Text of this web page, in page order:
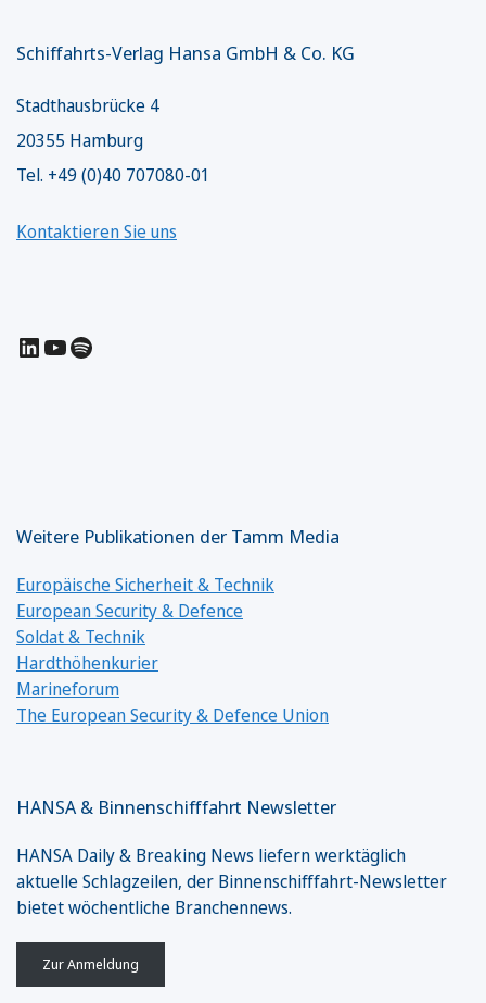
Schiffahrts-Verlag Hansa GmbH & Co. KG
Stadthausbrücke 4
20355 Hamburg
Tel. +49 (0)40 707080-01
Kontaktieren Sie uns
LinkedIn
YouTube
Spotify
Weitere Publikationen der Tamm Media
Europäische Sicherheit & Technik
European Security & Defence
Soldat & Technik
Hardthöhenkurier
Marineforum
The European Security & Defence Union
HANSA & Binnenschifffahrt Newsletter
HANSA Daily & Breaking News liefern werktäglich
aktuelle Schlagzeilen, der Binnenschifffahrt-Newsletter
bietet wöchentliche Branchennews.
Zur Anmeldung